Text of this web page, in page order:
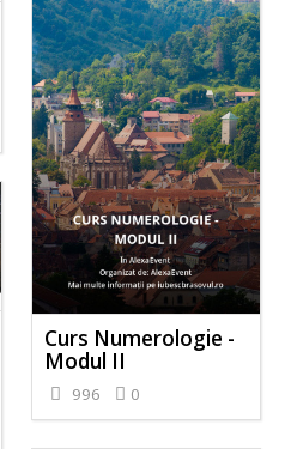
Curs Numerologie -
Modul II
996 0